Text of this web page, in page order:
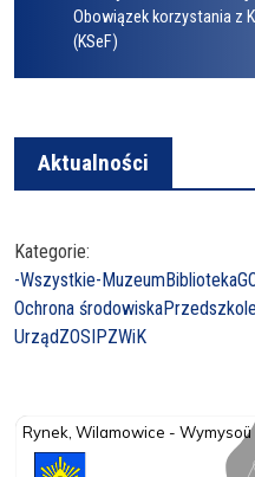
Obowiązek korzystania z
(KSeF)
Aktualności
Kategorie:
-Wszystkie-MuzeumBiblioteka
Ochrona środowiskaPrzedszkole
UrządZOSIPZWiK